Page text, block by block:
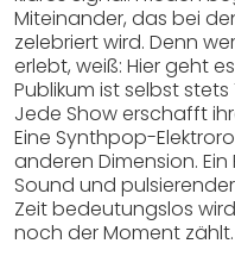
Miteinander, das bei
zelebriert wird. Denn
erlebt, weiß: Hier geht
Publikum ist selbst
Jede Show erschafft
Eine Synthpop-
anderen Dimension.
Sound und
Zeit bedeutungslos
noch der Moment zählt.